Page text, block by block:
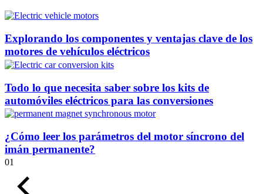
Explorando los componentes y ventajas clave de los
motores de vehículos eléctricos
Todo lo que necesita saber sobre los kits de
automóviles eléctricos para las conversiones
¿Cómo leer los parámetros del motor síncrono del
imán permanente?
01